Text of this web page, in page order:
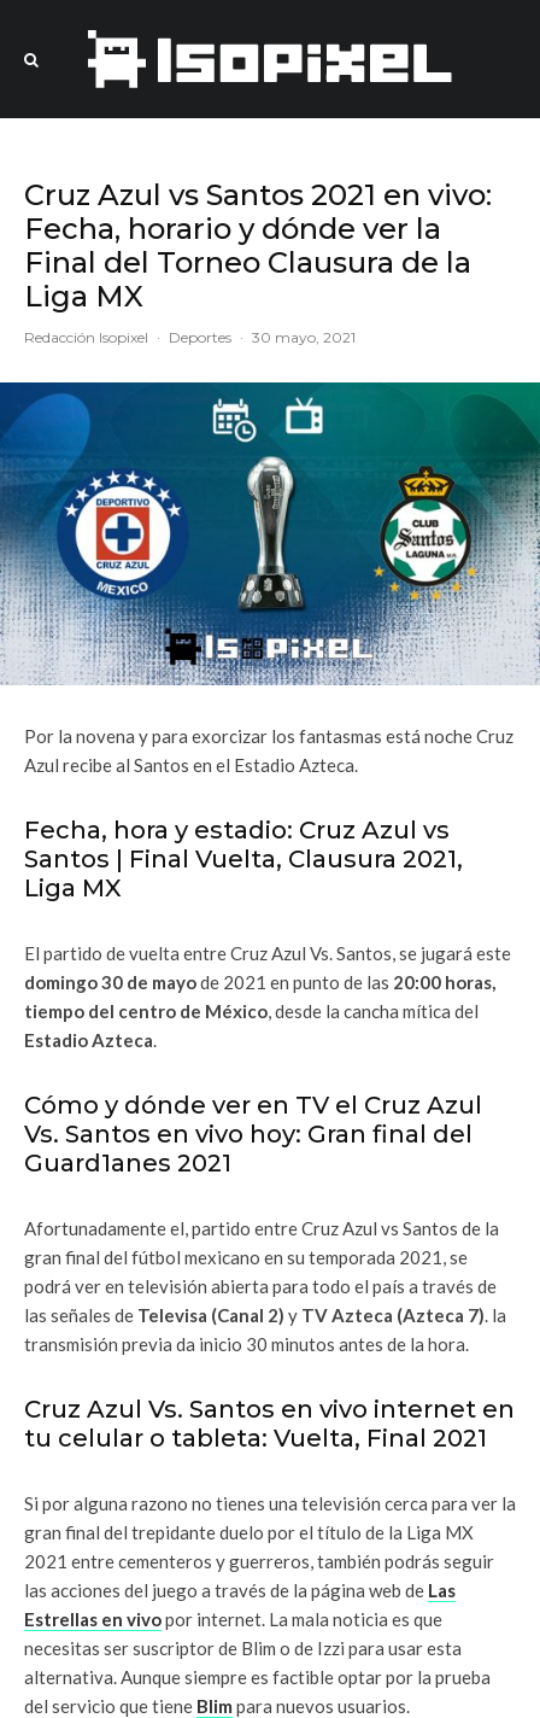
Cruz Azul vs Santos 2021 en vivo:
Fecha, horario y dónde ver la
Final del Torneo Clausura de la
Liga MX
Redacción Isopixel · Deportes · 30 mayo, 2021
Por la novena y para exorcizar los fantasmas está noche Cruz
Azul recibe al Santos en el Estadio Azteca.
Fecha, hora y estadio: Cruz Azul vs
Santos | Final Vuelta, Clausura 2021,
Liga MX
El partido de vuelta entre Cruz Azul Vs. Santos, se jugará este
domingo 30 de mayode 2021 en punto de las 20:00 horas,
tiempo del centro de México , desde la cancha mítica del
Estadio Azteca
Cómo y dónde ver en TV el Cruz Azul
Vs. Santos en vivo hoy: Gran final del
Guard1anes 2021
Afortunadamente el, partido entre Cruz Azul vs Santos de la
gran final del fútbol mexicano en su temporada 2021, se
podrá ver en televisión abierta para todo el país a través de
las señales de Televisa (Canal 2) y TV Azteca (Azteca 7) . la
transmisión previa da inicio 30 minutos antes de la hora.
Cruz Azul Vs. Santos en vivo internet en
tu celular o tableta: Vuelta, Final 2021
Si por alguna razono no tienes una televisión cerca para ver la
gran final del trepidante duelo por el título de la Liga MX
2021 entre cementeros y guerreros, también podrás seguir
las acciones del juego a través de la página web de Las
Estrellas en vivopor internet. La mala noticia es que
necesitas ser suscriptor de Blim o de Izzi para usar esta
alternativa. Aunque siempre es factible optar por la prueba
del servicio que tiene Blim para nuevos usuarios.